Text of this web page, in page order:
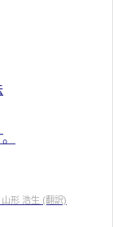
形 浩生 (翻訳)